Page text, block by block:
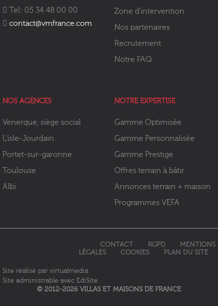
Tel: 05 34 48 00 00
contact@vmfrance.com
Zone d’intervention
Nos partenaires
Recrutement
Notre FAQ
NOS AGENCES
Venerque, siège social
L'isle-Jourdain
Portet-sur-garonne
Toulouse
Albi
NOTRE EXPERTISE
Gamme Optimisée
Gamme Personnalisée
Gamme Prestige
Offres terrain à bâtir
Annonces terrain + maison
Programmes VEFA
CONTACT RGPD
MENTIONS
LÉGALES
COOKIES PLAN DU SITE
Site réalisé par virtualmedia
Site administrable avec EdiSite
© 2012-2026 VILLAS ET MAISONS DE FRANCE